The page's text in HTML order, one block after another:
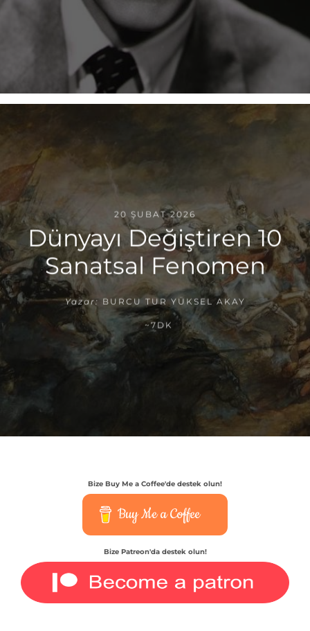
20 ŞUBAT 2026
Dünyayı Değiştiren 10
Sanatsal Fenomen
Yazar: BURCU TUR YÜKSEL AKAY
~7DK
Bize Buy Me a Coffee'de destek olun!
Buy Me a Coffee
Bize Patreon'da destek olun!